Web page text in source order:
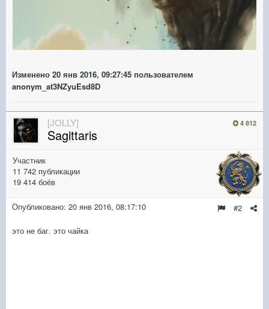
Изменено 20 янв 2016, 09:27:45 пользователем
anonym_at3NZyuEsd8D
4 812
[JOLLY]
Sagittaris
Участник
11 742 публикации
19 414 боёв
#2
Опубликовано: 20 янв 2016, 08:17:10
это не баг. это чайка